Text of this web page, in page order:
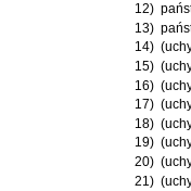
12)
13)
14)
15)
16)
17)
18)
19)
20)
21)